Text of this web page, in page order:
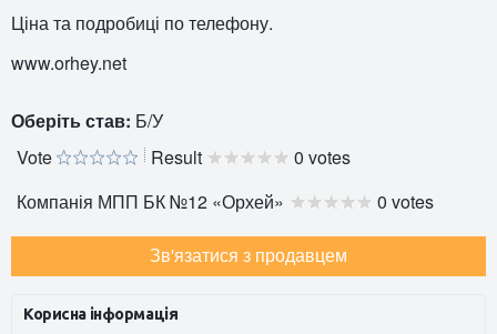
Ціна та подробиці по телефону.
www.orhey.net
Оберіть став: Б/У
Vote
Result
0 votes
Компанія МПП БК №12 «Орхей»
0 votes
Зв'язатися з продавцем
Корисна інформація